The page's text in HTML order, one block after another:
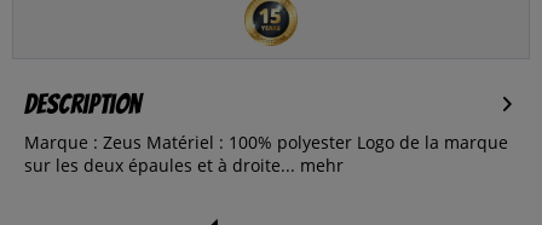
Description
Marque : Zeus Matériel : 100% polyester Logo de la marque
sur les deux épaules et à droite... mehr